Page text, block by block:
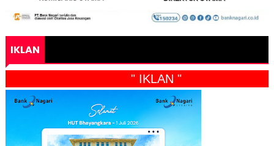
IKLAN
" IKLAN "